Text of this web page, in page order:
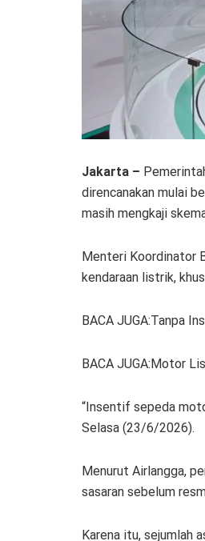
Jakarta –
direncanakan mulai
masih mengkaji
Menteri Koordinator
kendaraan listrik,
BACA JUGA:Tanpa
BACA JUGA:Motor
“Insentif sepeda
Selasa (23/6/2026).
Menurut Airlangga,
sasaran sebelum
Karena itu, sejumlah